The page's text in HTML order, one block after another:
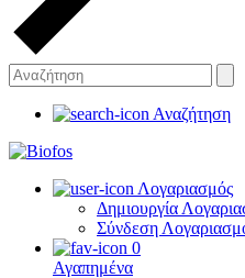
Αναζήτηση
Λογαριασμός
Δημιουργία
Σύνδεση
0
Αγαπημένα